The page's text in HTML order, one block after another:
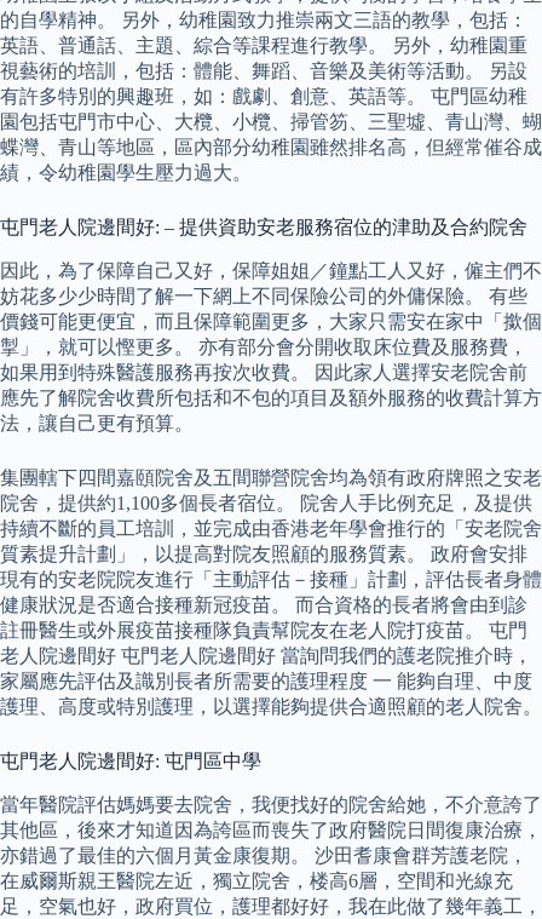
的自學精神。 另外，幼稚園致力推崇兩文三語的教學，包括：
英語、普通話、主題、綜合等課程進行教學。 另外，幼稚園重
視藝術的培訓，包括：體能、舞蹈、音樂及美術等活動。 另設
有許多特別的興趣班，如：戲劇、創意、英語等。 屯門區幼稚
園包括屯門市中心、大欖、小欖、掃管笏、三聖墟、青山灣、蝴
蝶灣、青山等地區，區內部分幼稚園雖然排名高，但經常催谷成
績，令幼稚園學生壓力過大。
屯門老人院邊間好: – 提供資助安老服務宿位的津助及合約院舍
因此，為了保障自己又好，保障姐姐／鐘點工人又好，僱主們不
妨花多少少時間了解一下網上不同保險公司的外傭保險。 有些
價錢可能更便宜，而且保障範圍更多，大家只需安在家中「撳個
掣」，就可以慳更多。 亦有部分會分開收取床位費及服務費，
如果用到特殊醫護服務再按次收費。 因此家人選擇安老院舍前
應先了解院舍收費所包括和不包的項目及額外服務的收費計算方
法，讓自己更有預算。
集團轄下四間嘉頤院舍及五間聯營院舍均為領有政府牌照之安老
院舍，提供約1,100多個長者宿位。 院舍人手比例充足，及提供
持續不斷的員工培訓，並完成由香港老年學會推行的「安老院舍
質素提升計劃」，以提高對院友照顧的服務質素。 政府會安排
現有的安老院院友進行「主動評估－接種」計劃，評估長者身體
健康狀況是否適合接種新冠疫苗。 而合資格的長者將會由到診
註冊醫生或外展疫苗接種隊負責幫院友在老人院打疫苗。 屯門
老人院邊間好 屯門老人院邊間好 當詢問我們的護老院推介時，
家屬應先評估及識別長者所需要的護理程度 一 能夠自理、中度
護理、高度或特別護理，以選擇能夠提供合適照顧的老人院舍。
屯門老人院邊間好: 屯門區中學
當年醫院評估媽媽要去院舍，我便找好的院舍給她，不介意誇了
其他區，後來才知道因為誇區而喪失了政府醫院日間復康治療，
亦錯過了最佳的六個月黃金康復期。 沙田耆康會群芳護老院，
在威爾斯親王醫院左近，獨立院舍，楼高6層，空間和光線充
足，空氣也好，政府買位，護理都好好，我在此做了幾年義工，